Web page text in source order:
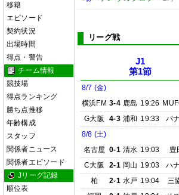
移籍
エピソード
契約状況
出場時間
得点・警告
チーム情報
競技場
得点ランキング
勝ち点推移
年齢構成
スタッフ
関係者ニュース
関係者エピソード
Jリーグ記録
順位表
リーグ戦
J1
第1節
8/7 (金)
横浜FM 3-4 鹿島 19:26
G大阪
4-3 浦和 19:33
パ
8/8 (土)
名古屋 0-1 清水 19:03
豊
C大阪
2-1 岡山 19:03
ハ
柏
2-1 水戸 19:04
三